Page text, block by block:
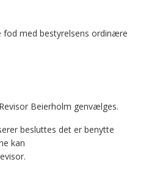
fod med bestyrelsens ordinære
Beierholm genvælges.
besluttes det er benytte
kan